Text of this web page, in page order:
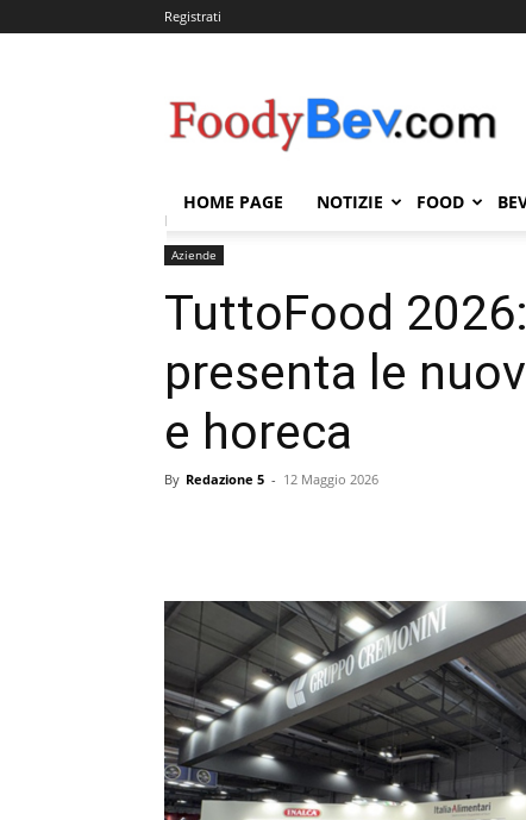
Registrati
HOME PAGE NOTIZIE FOOD
Home
Aziende
TuttoFood
presenta le
e horeca
By Redazione 5 - 12 Maggio 2026